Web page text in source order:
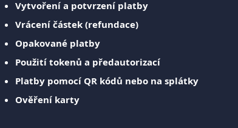
Vytvoření a potvrzení platby
Vrácení částek (refundace)
Opakované platby
Použití tokenů a předautorizací
Platby pomocí QR kódů nebo na splátky
Ověření karty